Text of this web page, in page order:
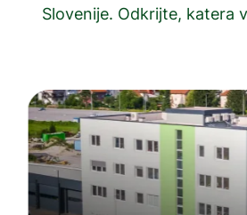
Slovenije. Odkrijte, katera